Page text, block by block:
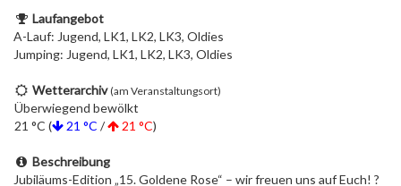
Laufangebot
A-Lauf: Jugend, LK1, LK2, LK3, Oldies
Jumping: Jugend, LK1, LK2, LK3, Oldies
Wetterarchiv (am Veranstaltungsort)
Überwiegend bewölkt
21 °C (
21 °C / 21 °C)
Beschreibung
Jubiläums-Edition „15. Goldene Rose“ – wir freuen uns auf Euch! ?